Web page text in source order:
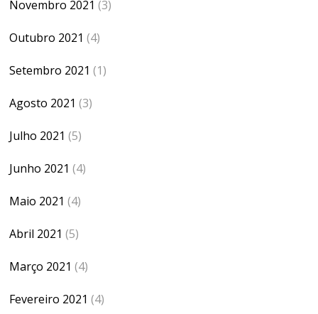
Novembro 2021 (3)
Outubro 2021 (4)
Setembro 2021 (1)
Agosto 2021 (3)
Julho 2021 (5)
Junho 2021 (4)
Maio 2021 (4)
Abril 2021 (5)
Março 2021 (4)
Fevereiro 2021 (4)